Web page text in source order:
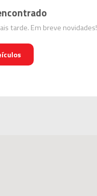
tarde. Em breve novidades!